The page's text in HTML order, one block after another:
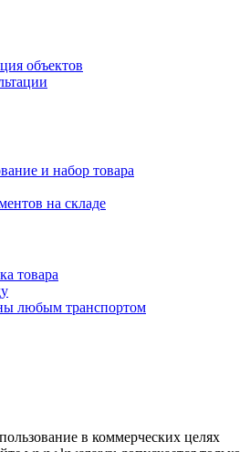
объектов
и набор товара
на складе
товара
любым транспортом
в коммерческих целях